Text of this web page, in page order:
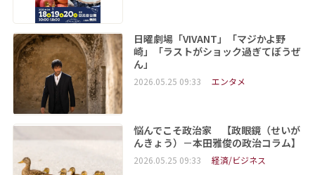
日曜劇場「VIVANT」「マジかよ野
崎」「ラストがショック過ぎてぼうぜ
ん」
2026.05.25 09:33 エンタメ
悩んでこそ政治家 【政眼鏡（せいが
んきょう）－本田雅俊の政治コラム】
2026.05.25 09:33 経済/ビジネス